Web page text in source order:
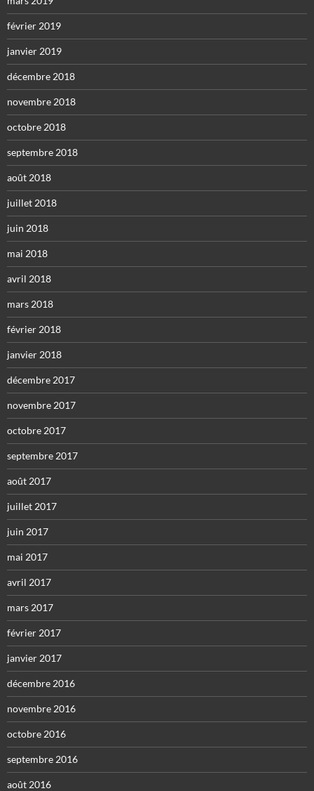
février 2019
janvier 2019
décembre 2018
novembre 2018
octobre 2018
septembre 2018
août 2018
juillet 2018
juin 2018
mai 2018
avril 2018
mars 2018
février 2018
janvier 2018
décembre 2017
novembre 2017
octobre 2017
septembre 2017
août 2017
juillet 2017
juin 2017
mai 2017
avril 2017
mars 2017
février 2017
janvier 2017
décembre 2016
novembre 2016
octobre 2016
septembre 2016
août 2016